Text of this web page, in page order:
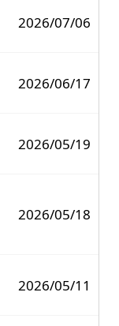
2026/07/06
2026/06/17
2026/05/19
2026/05/18
2026/05/11